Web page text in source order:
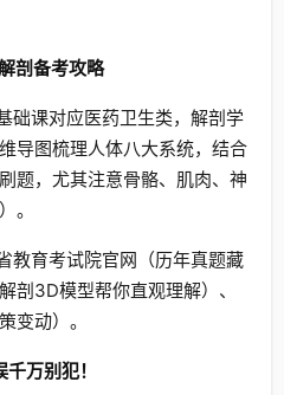
剖备考攻略
础课对应医药卫生类，解剖学
导图梳理人体八大系统，结合
题，尤其注意骨骼、肌肉、神
。
教育考试院官网（历年真题藏
剖3D模型帮你直观理解）、
变动）。
万别犯！